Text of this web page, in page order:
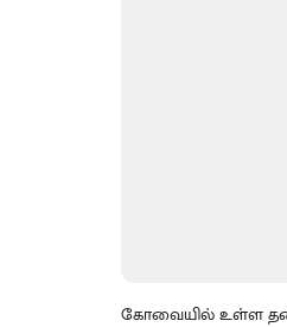
கோவையில் உள்ள